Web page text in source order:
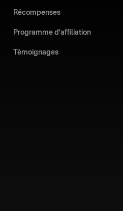
Récompenses
Programme d'affiliation
Témoignages